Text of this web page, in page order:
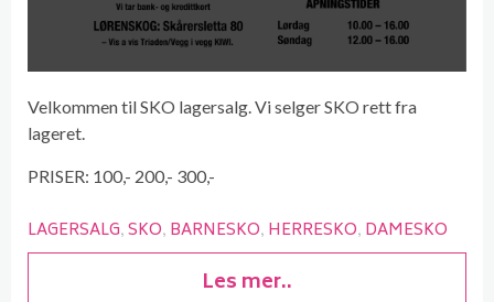
Velkommen til SKO lagersalg. Vi selger SKO rett fra
lageret.
PRISER: 100,- 200,- 300,-
LAGERSALG SKO BARNESKO HERRESKO DAMESKO
Les mer..